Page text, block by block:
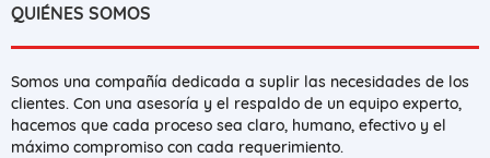
QUIÉNES SOMOS
Somos una compañía dedicada a suplir las necesidades de los
clientes. Con una asesoría y el respaldo de un equipo experto,
hacemos que cada proceso sea claro, humano, efectivo y el
máximo compromiso con cada requerimiento.